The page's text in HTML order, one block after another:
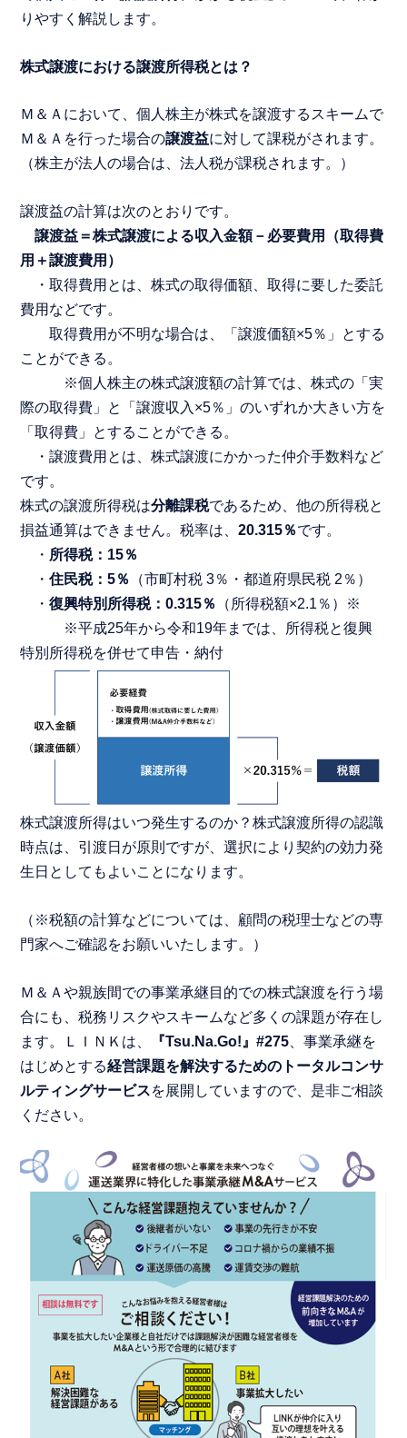
りやすく解説します。
株式譲渡における譲渡所得税とは？
Ｍ＆Ａにおいて、個人株主が株式を譲渡するスキームで
Ｍ＆Ａを行った場合の譲渡益に対して課税がされます。
（株主が法人の場合は、法人税が課税されます。）
譲渡益の計算は次のとおりです。
譲渡益＝株式譲渡による収入金額－必要費用（取得費
用＋譲渡費用）
・取得費用とは、株式の取得価額、取得に要した委託
費用などです。
取得費用が不明な場合は、「譲渡価額×5％」とする
ことができる。
※個人株主の株式譲渡額の計算では、株式の「実
際の取得費」と「譲渡収入×5％」のいずれか大きい方を
「取得費」とすることができる。
・譲渡費用とは、株式譲渡にかかった仲介手数料など
です。
株式の譲渡所得税は分離課税であるため、他の所得税と
損益通算はできません。税率は、20.315％です。
・ 所得税：15％
・住民税：5％
（市町村税 3％・都道府県民税 2％）
・復興特別所得税：0.315％
（所得税額×2.1％）※
※平成25年から令和19年までは、所得税と復興
特別所得税を併せて申告・納付
株式譲渡所得はいつ発生するのか？株式譲渡所得の認識
時点は、引渡日が原則ですが、選択により契約の効力発
生日としてもよいことになります。
（※税額の計算などについては、顧問の税理士などの専
門家へご確認をお願いいたします。）
Ｍ＆Ａや親族間での事業承継目的での株式譲渡を行う場
合にも、税務リスクやスキームなど多くの課題が存在し
ます。ＬＩＮＫは、
『Tsu.Na.Go!』#275 、事業承継を
はじめとする経営課題を解決するためのトータルコンサ
ルティングサービスを展開していますので、是非ご相談
ください。